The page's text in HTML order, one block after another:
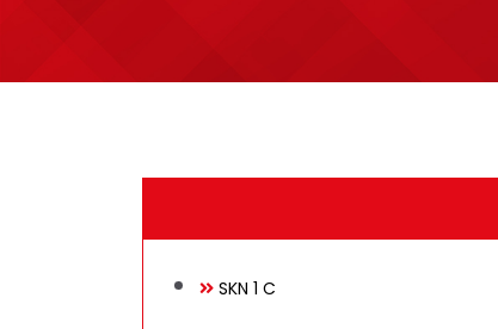
Teknik Bilgiler
SKN 1 C